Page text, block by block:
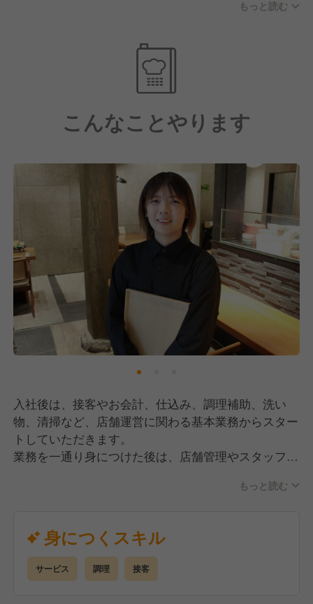
梯子では、一人ひとりが抱える「健康」「美容」「食
事」の悩みに向き合い、昼は完全栄養食の定食、夜は
分子栄養学の考え方を取り入れ、和食の出汁に“飲む
美容液”とも評されるボーンブロスを使用したオリジ
ナルメニューを提供しています。
が注目され、各種メディアにも取り上げられている話
題のお店です！
もっと読む
こんなことやります
入社後は、接客やお会計、仕込み、調理補助、洗い
物、清掃など、店舗運営に関わる基本業務からスター
トしていただきます。
業務を一通り身につけた後は、店舗管理やスタッフ教
【キャリアアップしやすい環境】
現在、事業拡大の真っ只中で、毎年＋2店舗のペース
で新規出店を進めています。
そのため、店長や責任者への昇格チャンスが多く、成
もっと読む
身につくスキル
サービス 調理 接客